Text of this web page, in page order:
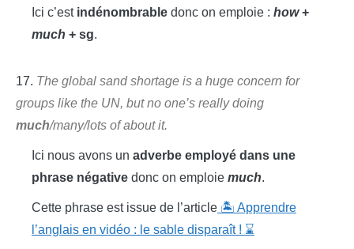
Ici c’est indénombrable donc on emploie : how+
much + sg.
17. The global sand shortage is a huge concern for
groups like the UN, but no one’s really doing
much/many/lots of about it.
Ici nous avons un adverbe employé dans une
phrase négative donc on emploie much.
Cette phrase est issue de l’article 🏝️ Apprendre
l’anglais en vidéo : le sable disparaît ! ⌛